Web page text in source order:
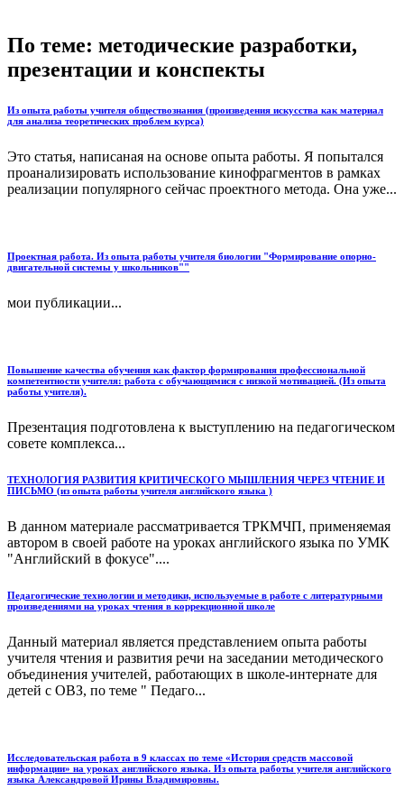
По теме: методические разработки,
презентации и конспекты
Из опыта работы учителя обществознания (произведения искусства как материал
для анализа теоретических проблем курса)
Это статья, написаная на основе опыта работы. Я попытался
проанализировать использование кинофрагментов в рамках
реализации популярного сейчас проектного метода. Она уже...
Проектная работа. Из опыта работы учителя биологии "Формирование опорно-
двигательной системы у школьников""
мои публикации...
Повышение качества обучения как фактор формирования профессиональной
компетентности учителя: работа с обучающимися с низкой мотивацией. (Из опыта
работы учителя).
Презентация подготовлена к выступлению на педагогическом
совете комплекса...
ТЕХНОЛОГИЯ РАЗВИТИЯ КРИТИЧЕСКОГО МЫШЛЕНИЯ ЧЕРЕЗ ЧТЕНИЕ И
ПИСЬМО (из опыта работы учителя английского языка )
В данном материале рассматривается ТРКМЧП, применяемая
автором в своей работе на уроках английского языка по УМК
"Английский в фокусе"....
Педагогические технологии и методики, используемые в работе с литературными
произведениями на уроках чтения в коррекционной школе
Данный материал является представлением опыта работы
учителя чтения и развития речи на заседании методического
объединения учителей, работающих в школе-интернате для
детей с ОВЗ, по теме " Педаго...
Исследовательская работа в 9 классах по теме «История средств массовой
информации» на уроках английского языка. Из опыта работы учителя английского
языка Александровой Ирины Владимировны.